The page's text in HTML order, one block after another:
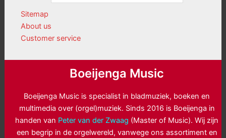
Sitemap
About us
Customer service
Boeijenga Music
Boeijenga Music is specialist in bladmuziek, boeken en
multimedia over (orgel)muziek. Sinds 2016 is Boeijenga in
handen van Peter van der Zwaag (Master of Music). Wij zijn
een begrip in de orgelwereld, vanwege ons assortiment en